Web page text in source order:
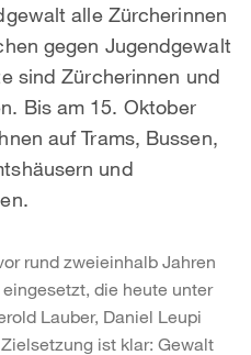
alle Zürcherinnen
gegen Jugendgewalt
sind Zürcherinnen und
Bis am 15. Oktober
auf Trams, Bussen,
und
rund zweieinhalb Jahren
die heute unter
Lauber, Daniel Leupi
ist klar: Gewalt